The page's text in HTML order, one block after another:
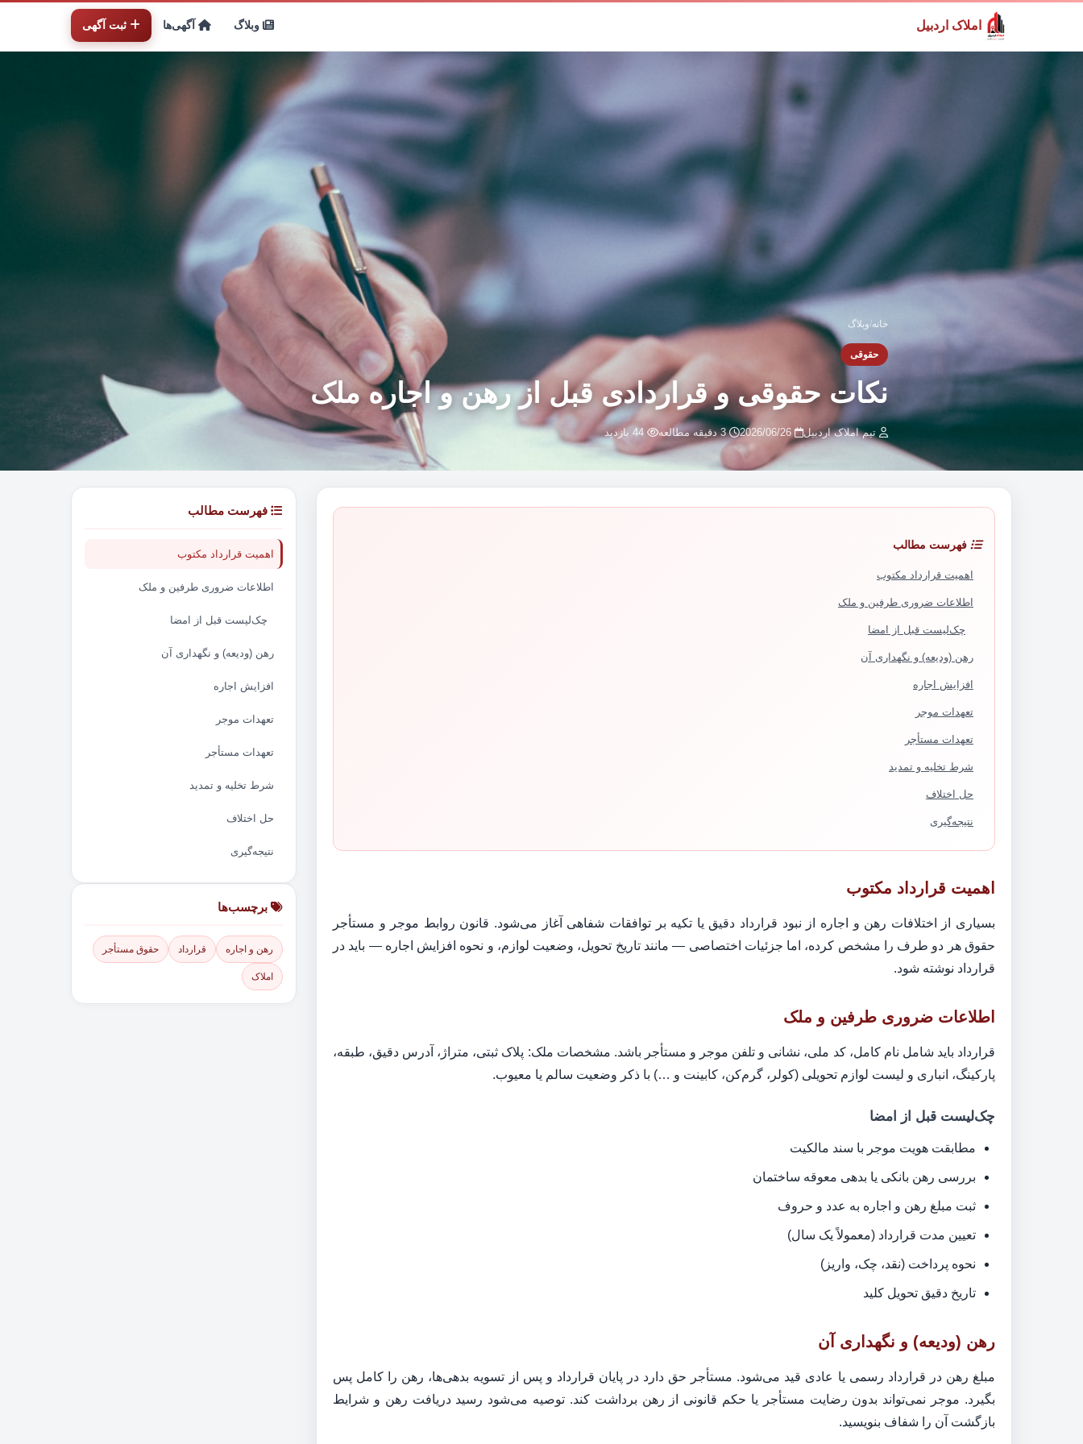
املاک اردبیل وبلاگ آگهی‌ها ثبت آگهی
خانه/وبلاگ
حقوقی
نکات حقوقی و قراردادی قبل از رهن و اجاره ملک
تیم املاک اردبیل 2026/06/26 3 دقیقه مطالعه
فهرست مطالب
اهمیت قرارداد مکتوب
اطلاعات ضروری طرفین و ملک
چک‌لیست قبل از امضا
رهن (ودیعه) و نگهداری آن
افزایش اجاره
تعهدات موجر
تعهدات مستأجر
شرط تخلیه و تمدید
حل اختلاف
نتیجه‌گیری
اهمیت قرارداد مکتوب
بسیاری از اختلافات رهن و اجاره از نبود قرارداد دقیق یا تکیه بر توافقات شفاهی آغاز می‌شود. قانون روابط موجر و مستأجر
حقوق هر دو طرف را مشخص کرده، اما جزئیات اختصاصی — مانند تاریخ تحویل، وضعیت لوازم، و نحوه افزایش اجاره — باید در
قرارداد نوشته شود.
اطلاعات ضروری طرفین و ملک
قرارداد باید شامل نام کامل، کد ملی، نشانی و تلفن موجر و مستأجر باشد. مشخصات ملک: پلاک ثبتی، متراژ، آدرس دقیق، طبقه،
پارکینگ، انباری و لیست لوازم تحویلی (کولر، گرم‌کن، کابینت و …) با ذکر وضعیت سالم یا معیوب.
چک‌لیست قبل از امضا
مطابقت هویت موجر با سند مالکیت
بررسی رهن بانکی یا بدهی معوقه ساختمان
ثبت مبلغ رهن و اجاره به عدد و حروف
تعیین مدت قرارداد (معمولاً یک سال)
نحوه پرداخت (نقد، چک، واریز)
تاریخ دقیق تحویل کلید
رهن (ودیعه) و نگهداری آن
مبلغ رهن در قرارداد رسمی یا عادی قید می‌شود. مستأجر حق دارد در پایان قرارداد و پس از تسویه بدهی‌ها، رهن را کامل پس
بگیرد. موجر نمی‌تواند بدون رضایت مستأجر یا حکم قانونی از رهن برداشت کند. توصیه می‌شود رسید دریافت رهن و شرایط
بازگشت آن را شفاف بنویسید.
فهرست مطالب
اهمیت قرارداد مکتوب
اطلاعات ضروری طرفین و ملک
چک‌لیست قبل از امضا
رهن (ودیعه) و نگهداری آن
افزایش اجاره
تعهدات موجر
تعهدات مستأجر
شرط تخلیه و تمدید
حل اختلاف
نتیجه‌گیری
برچسب‌ها
رهن و اجاره قرارداد حقوق مستأجر
املاک